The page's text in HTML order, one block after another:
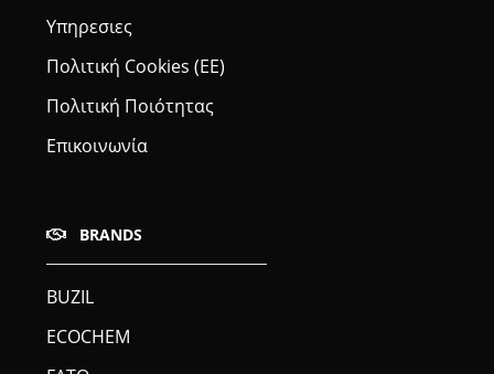
Υπηρεσιες
Πολιτική Cookies (ΕΕ)
Πολιτική Ποιότητας
Επικοινωνία
BRANDS
BUZIL
ECOCHEM